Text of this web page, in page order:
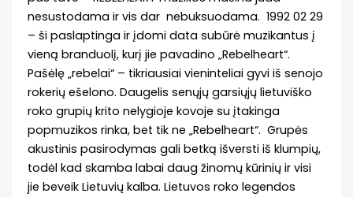
nesustodama ir vis dar nebuksuodama. 1992 02 29
– ši paslaptinga ir įdomi data subūrė muzikantus į
vieną branduolį, kurį jie pavadino „Rebelheart“.
Pašėlę „rebelai“ – tikriausiai vieninteliai gyvi iš senojo
rokerių ešelono. Daugelis senųjų garsiųjų lietuviško
roko grupių krito nelygioje kovoje su įtakinga
popmuzikos rinka, bet tik ne „Rebelheart“. Grupės
akustinis pasirodymas gali betką išversti iš klumpių,
todėl kad skamba labai daug žinomų kūrinių ir visi
jie beveik Lietuvių kalba. Lietuvos roko legendos